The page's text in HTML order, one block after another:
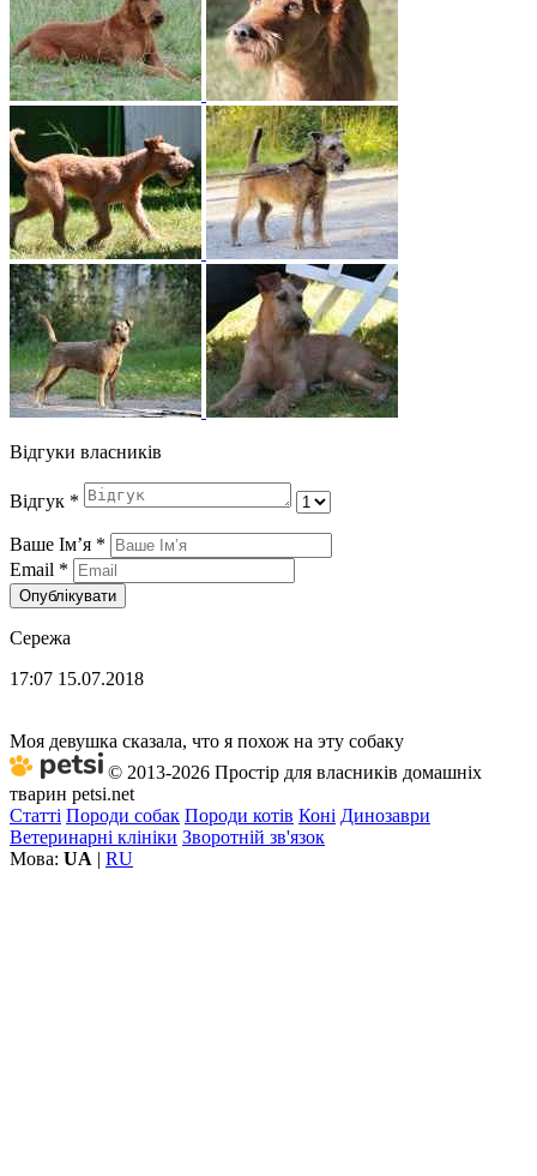
Відгуки власників
Відгук *
Ваше Імʼя *
Email *
Опублікувати
Сережа
17:07 15.07.2018
Моя девушка сказала, что я похож на эту собаку
© 2013-2026 Простір для власників домашніх
тварин petsi.net
Статті Породи собак Породи котів Коні Динозаври
Ветеринарні клініки Зворотній зв'язок
Мова: UA | RU